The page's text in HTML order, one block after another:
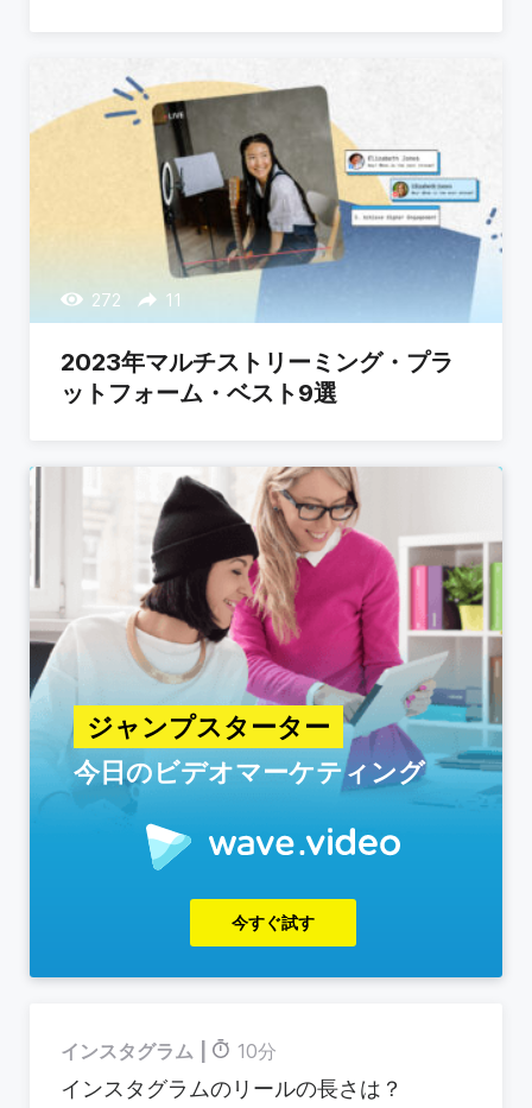
272 11
2023年マルチストリーミング・プラ
ットフォーム・ベスト9選
ジャンプスターター
今日のビデオマーケティング
今すぐ試す
インスタグラムのリールの長さは？
インスタグラム 10分